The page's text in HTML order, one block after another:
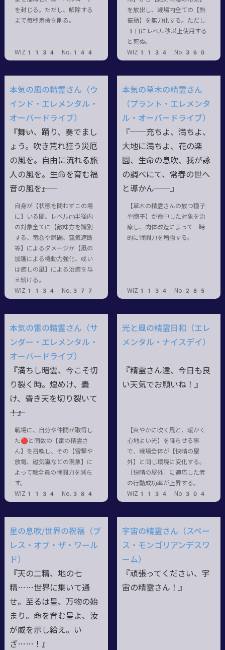
を封じる。ただし、解除する
まで毎秒寿命を削る。
WIZ1134 No.144
を放出し、戦場内全ての【熱
振動】を無力化する。ただし
1日にレベル秒以上使用する
と死ぬ。
WIZ1134 No.360
本気の風の精霊さん（ウ
インド・エレメンタル・
オーバードライブ）
『――舞い、踊り、奏でまし
ょう。吹き荒れ狂う災厄
の風を。自由に流れる旅
人の風を。生命を育む福
音の風を――』
自身が【状態を問わずこの場
に】いる間、レベルｍ半径内
の対象全てに【敵味方を識別
する、竜巻や鎌鼬、空気遮断
等】によるダメージか【風の
加護による機動力強化、或い
は癒しの風】による治癒を与
え続ける。
WIZ1134 No.377
本気の草木の精霊さん
（プラント・エレメンタ
ル・オーバードライブ）
『──充ちよ、満ちよ、
大地に満ちよ、花の楽
園、生命の息吹、我が詠
の調べにて、常春の世へ
と導かん──』
【草木の精霊さんの放つ種子
や胞子】が命中した対象を治
療し、肉体改造によって一時
的に戦闘力を増強する。
WIZ1134 No.285
本気の雷の精霊さん（サ
ンダー・エレメンタル・
オーバードライブ）
『満ちし暗雲、今こそ切
り裂く時。煌めけ、轟
け、昏き天を切り裂いて
――！』
戦場に、自分や仲間が取得し
た🔴と同数の【雷の精霊さ
ん】を召喚し、その【雷撃や
放電、磁気嵐などの現象】に
よって敵全員の戦闘力を減ら
す。
WIZ1134 No.384
光と風の精霊日和（エレ
メンタル・ナイスデイ）
『精霊さん達、今日も良
い天気でお願いね！』
【爽やかに吹く風と、暖かく
心地よい光】を降らせる事
で、戦場全体が【快晴の屋
外】と同じ環境に変化する。
［快晴の屋外］に適応した者
の行動成功率が上昇する。
WIZ1134 No.304
星の息吹/世界の祝福（ブ
レス・オブ・ザ・ワール
ド）
『天の二精、地の七
精……世界に集いて通
せ。至るは星、万物の始
まり。命を育む星よ、汝
が威を示し給え。い
ざ……！』
宇宙の精霊さん（スペー
ス・モンゴリアンデスワ
ーム）
『頑張ってください、宇
宙の精霊さん！』